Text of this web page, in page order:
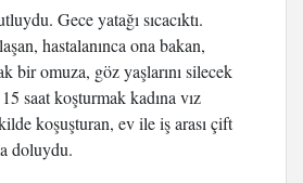
Gece yatağı sıcacıktı.
hastalanınca ona bakan,
bir omuza, göz yaşlarını silecek
saat koşturmak kadına vız
koşuşturan, ev ile iş arası çift
doluydu.